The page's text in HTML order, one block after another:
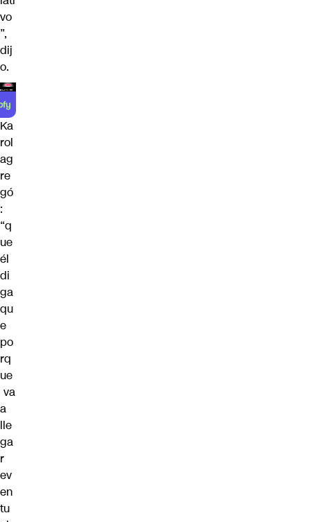
vo
”,
dij
o.
Ka
rol
ag
re
gó
:
“q
ue
él
di
ga
qu
e
po
rq
ue
va
a
lle
ga
r
ev
en
tu